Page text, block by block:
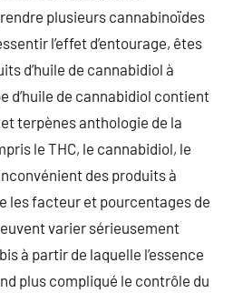
plusieurs cannabinoïdes
l’effet d’entourage, êtes
d’huile de cannabidiol à
d’huile de cannabidiol contient
terpènes anthologie de la
le THC, le cannabidiol, le
des produits à
les facteur et pourcentages de
varier sérieusement
à partir de laquelle l’essence
plus compliqué le contrôle du